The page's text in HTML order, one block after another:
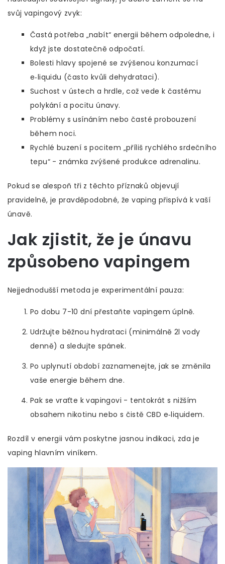
svůj vapingový zvyk:
Častá potřeba „nabít“ energii během odpoledne, i
když jste dostatečně odpočatí.
Bolesti hlavy spojené se zvýšenou konzumací
e‑liquidu (často kvůli dehydrataci).
Suchost v ústech a hrdle, což vede k častému
polykání a pocitu únavy.
Problémy s usínáním nebo časté probouzení
během noci.
Rychlé buzení s pocitem „příliš rychlého srdečního
tepu“ - známka zvýšené produkce adrenalinu.
Pokud se alespoň tři z těchto příznaků objevují
pravidelně, je pravděpodobné, že vaping přispívá k vaší
únavě.
Jak zjistit, že je únavu
způsobeno vapingem
Nejjednodušší metoda je experimentální pauza:
Po dobu 7-10 dní přestaňte vapingem úplně.
Udržujte běžnou hydrataci (minimálně 2l vody
denně) a sledujte spánek.
Po uplynutí období zaznamenejte, jak se změnila
vaše energie během dne.
Pak se vraťte k vapingovi - tentokrát s nižším
obsahem nikotinu nebo s čistě CBD e‑liquidem.
Rozdíl v energii vám poskytne jasnou indikaci, zda je
vaping hlavním viníkem.